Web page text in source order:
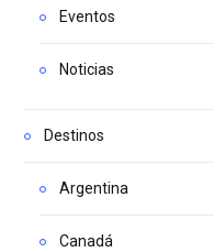
Eventos
Noticias
Destinos
Argentina
Canadá